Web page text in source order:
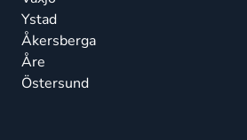
Ystad
Åkersberga
Åre
Östersund